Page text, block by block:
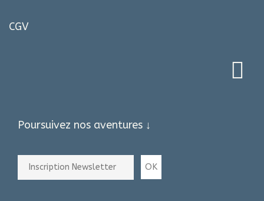
CGV
Poursuivez nos aventures ↓